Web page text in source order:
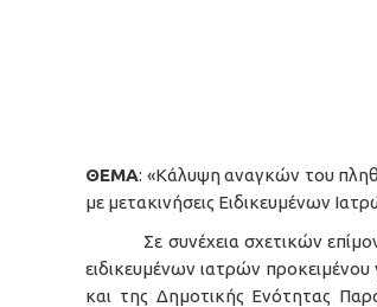
ΘΕΜΑ: «Κάλυψη αναγκών του
με μετακινήσεις Ειδικευμένων
Σε συνέχεια σχετικών
ειδικευμένων ιατρών
και της Δημοτικής Ενότητας